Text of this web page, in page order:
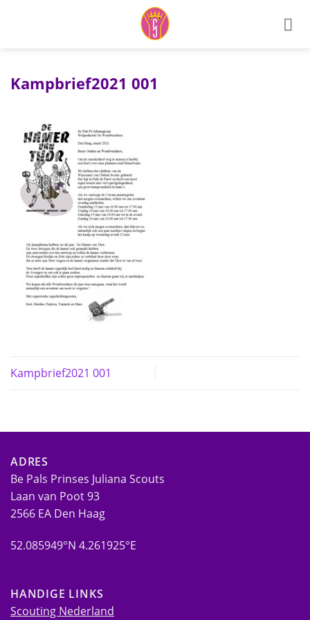
Kampbrief2021 001
Kampbrief2021 001
ADRES
Be Pals Prinses Juliana Scouts
Laan van Poot 93
2566 EA Den Haag
52.085949°N 4.261925°E
HANDIGE LINKS
Scouting Nederland